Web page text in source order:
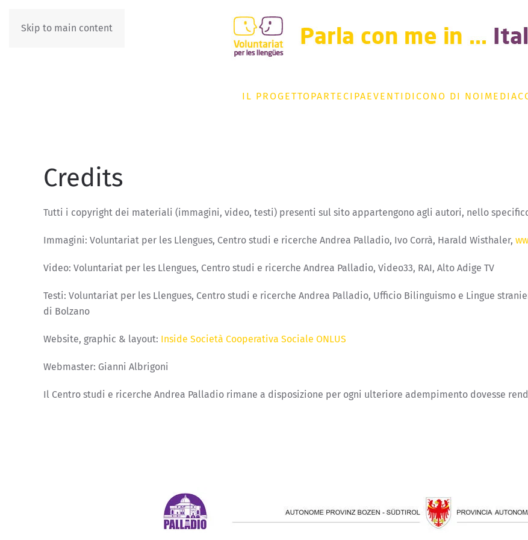
Skip to main content
IL PROGETTOPARTECIPAEVENTI DICONO DI NOI MEDIA
Credits
Tutti i copyright dei materiali (immagini, video, testi) presenti sul sito appartengono agli autori, nello
Immagini: Voluntariat per les Llengues, Centro studi e ricerche Andrea Palladio, Ivo Corrà, Harald Wisthaler,
Video: Voluntariat per les Llengues, Centro studi e ricerche Andrea Palladio, Video33, RAI, Alto Adige TV
Testi: Voluntariat per les Llengues, Centro studi e ricerche Andrea Palladio, Ufficio Bilinguismo e Lingue
di Bolzano
Website, graphic & layout: Inside Società Cooperativa Sociale ONLUS
Webmaster: Gianni Albrigoni
Il Centro studi e ricerche Andrea Palladio rimane a disposizione per ogni ulteriore adempimento dovesse